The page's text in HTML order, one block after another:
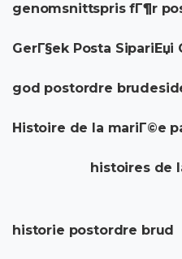
genomsnittspris fГ¶r
GerГ§ek Posta SipariЕџi
god postordre
Histoire de la mariГ©e
histoires de
historie postordre brud